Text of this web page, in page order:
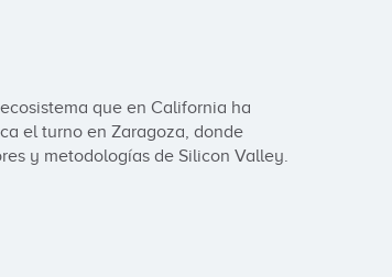
que en California ha
el turno en Zaragoza, donde
y metodologías de Silicon Valley.